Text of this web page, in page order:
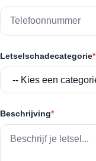
Letselschadecategorie*
Beschrijving*